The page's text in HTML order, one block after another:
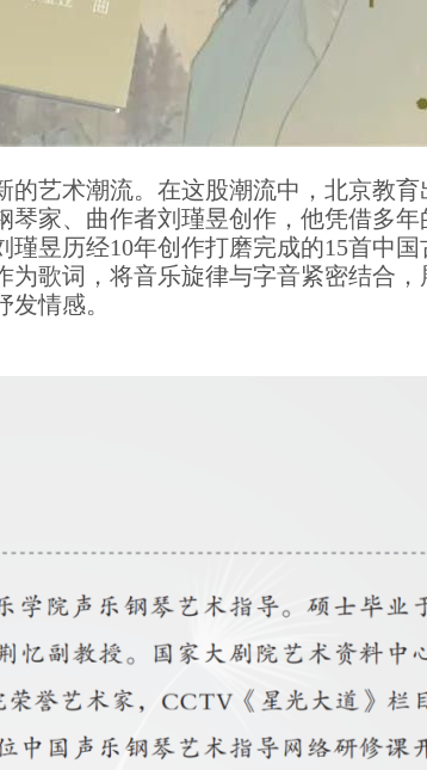
艺术潮流。在这股潮流中，北京教
家、曲作者刘瑾昱创作，他凭借多
昱历经10年创作打磨完成的15首中
歌词，将音乐旋律与字音紧密结合
情感。